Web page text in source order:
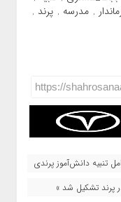
, مدرسه , پرند ,
https://
تنبیه دانش‌آموز پرندی
پرند تشکیل شد »